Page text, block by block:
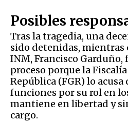
Posibles
Tras la tragedia, una
sido detenidas, mientras
INM, Francisco Garduño,
proceso porque la
República (FGR) lo
funciones por su rol en
mantiene en libertad y
cargo.